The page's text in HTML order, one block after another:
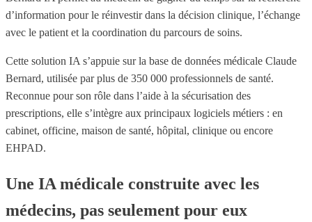
d’information pour le réinvestir dans la décision clinique, l’échange
avec le patient et la coordination du parcours de soins.
Cette solution IA s’appuie sur la base de données médicale Claude
Bernard, utilisée par plus de 350 000 professionnels de santé.
Reconnue pour son rôle dans l’aide à la sécurisation des
prescriptions, elle s’intègre aux principaux logiciels métiers : en
cabinet, officine, maison de santé, hôpital, clinique ou encore
EHPAD.
Une IA médicale construite avec les
médecins, pas seulement pour eux